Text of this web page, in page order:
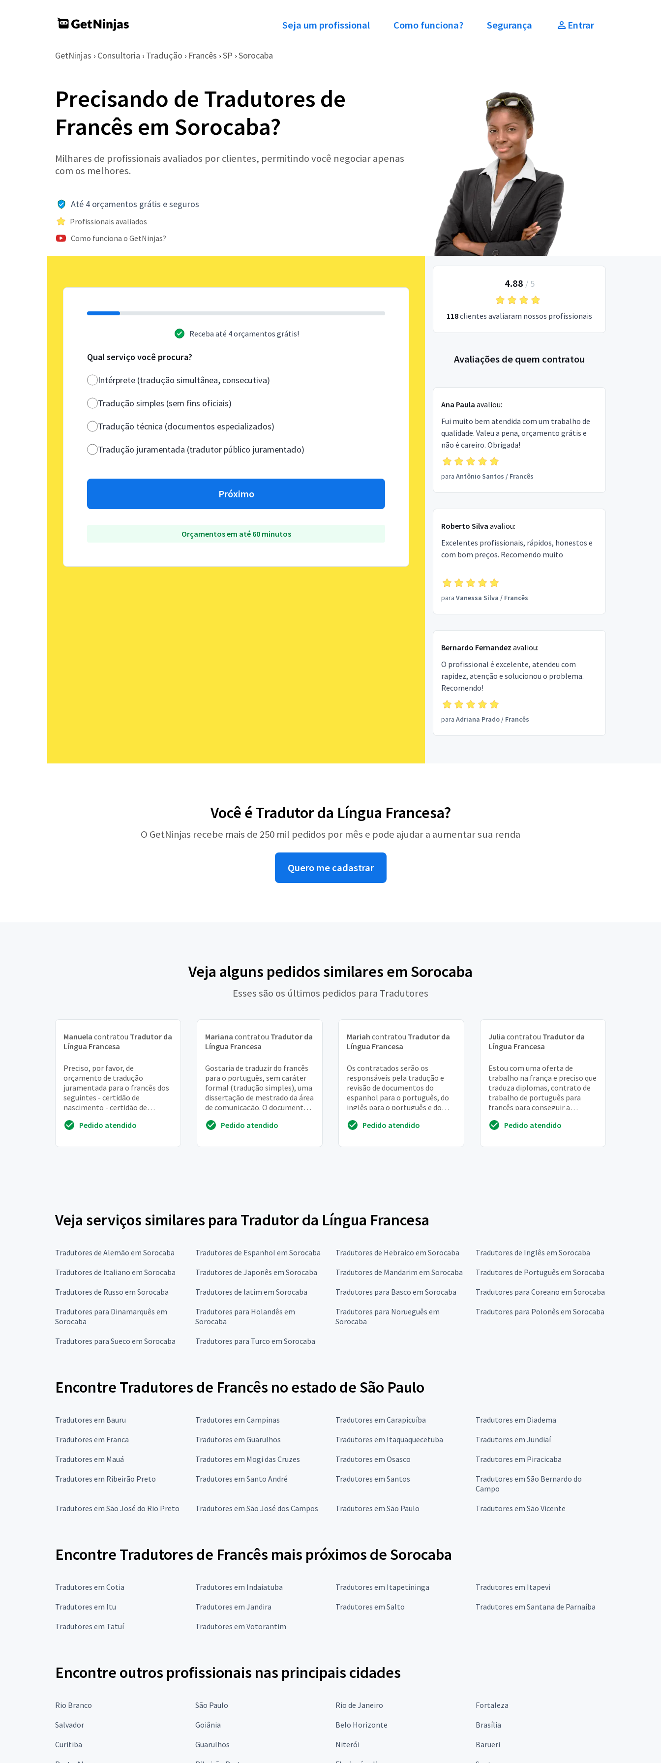
Seja um profissional Como funciona? Segurança Entrar
GetNinjas › Consultoria › Tradução › Francês › SP › Sorocaba
Precisando de Tradutores de
Francês em Sorocaba?
Milhares de profissionais avaliados por clientes, permitindo você negociar apenas
com os melhores.
Até 4 orçamentos grátis e seguros
Profissionais avaliados
Como funciona o GetNinjas?
Receba até 4 orçamentos grátis!
Qual serviço você procura?
Intérprete (tradução simultânea, consecutiva)
Tradução simples (sem fins oficiais)
Tradução técnica (documentos especializados)
Tradução juramentada (tradutor público juramentado)
Próximo
Orçamentos em até 60 minutos
4.88 / 5
118clientes avaliaram nossos profissionais
Avaliações de quem contratou
Ana Paula avaliou:
Fui muito bem atendida com um trabalho de
qualidade. Valeu a pena, orçamento grátis e
não é careiro. Obrigada!
para Antônio Santos / Francês
Roberto Silva avaliou:
Excelentes profissionais, rápidos, honestos e
com bom preços. Recomendo muito
para Vanessa Silva / Francês
Bernardo Fernandez avaliou:
O profissional é excelente, atendeu com
rapidez, atenção e solucionou o problema.
Recomendo!
para Adriana Prado/ Francês
Você é Tradutor da Língua Francesa?
O GetNinjas recebe mais de 250 mil pedidos por mês e pode ajudar a aumentar sua renda
Quero me cadastrar
Veja alguns pedidos similares em Sorocaba
Esses são os últimos pedidos para Tradutores
Manuela contratou Tradutor da
Língua Francesa
Preciso, por favor, de
orçamento de tradução
juramentada para o francês dos
seguintes - certidão de
nascimento - certidão de
autenticada - comprovante de
Pedido atendido
Mariana contratou Tradutor da
Língua Francesa
Gostaria de traduzir do francês
para o português, sem caráter
formal (tradução simples), uma
dissertação de mestrado da área
de comunicação. O documento
Pedido atendido
Mariah contratou Tradutor da
Língua Francesa
Os contratados serão os
responsáveis pela tradução e
revisão de documentos do
espanhol para o português, do
inglês para o português e do
de 3 a 6 contratad...
Pedido atendido
Julia contratou Tradutor da
Língua Francesa
Estou com uma oferta de
trabalho na frança e preciso que
traduza diplomas, contrato de
trabalho de português para
francês para conseguir a
Pedido atendido
Veja serviços similares para Tradutor da Língua Francesa
Tradutores de Alemão em Sorocaba Tradutores de Espanhol em Sorocaba Tradutores de Hebraico em Sorocaba
Tradutores de Inglês em Sorocaba
Tradutores de Italiano em Sorocaba
Tradutores de Japonês em Sorocaba Tradutores de Mandarim em Sorocaba
Tradutores de Português em Sorocaba
Tradutores de Russo em Sorocaba
Tradutores de latim em Sorocaba Tradutores para Basco em Sorocaba
Tradutores para Coreano em Sorocaba
Tradutores para Dinamarquês em
Sorocaba
Tradutores para Holandês em
Sorocaba
Tradutores para Norueguês em
Sorocaba
Tradutores para Polonês em Sorocaba
Tradutores para Sueco em Sorocaba Tradutores para Turco em Sorocaba
Encontre Tradutores de Francês no estado de São Paulo
Tradutores em Bauru Tradutores em Campinas Tradutores em Carapicuíba
Tradutores em Diadema
Tradutores em Franca
Tradutores em Guarulhos Tradutores em Itaquaquecetuba
Tradutores em Jundiaí
Tradutores em Mauá
Tradutores em Mogi das Cruzes Tradutores em Osasco
Tradutores em Piracicaba
Tradutores em Ribeirão Preto
Tradutores em Santo André Tradutores em Santos
Tradutores em São Bernardo do
Campo
Tradutores em São José do Rio Preto
Tradutores em São José dos Campos Tradutores em São Paulo Tradutores em São Vicente
Encontre Tradutores de Francês mais próximos de Sorocaba
Tradutores em Cotia Tradutores em Indaiatuba Tradutores em Itapetininga
Tradutores em Itapevi
Tradutores em Itu
Tradutores em Jandira Tradutores em Salto
Tradutores em Santana de Parnaíba
Tradutores em Tatuí
Tradutores em Votorantim
Encontre outros profissionais nas principais cidades
Rio Branco São Paulo Rio de Janeiro
Fortaleza
Salvador
Goiânia Belo Horizonte
Brasília
Curitiba
Guarulhos Niterói
Barueri